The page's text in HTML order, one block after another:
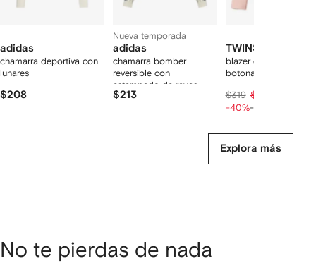
adidas
chamarra deportiva con
lunares
$208
Nueva temporada
adidas
chamarra bomber
reversible con
estampado de rayas
diplomáticas
$213
TWINSET
blazer con doble
botonadura
$319 $193
-40%-20%
Explora más
No te pierdas de nada